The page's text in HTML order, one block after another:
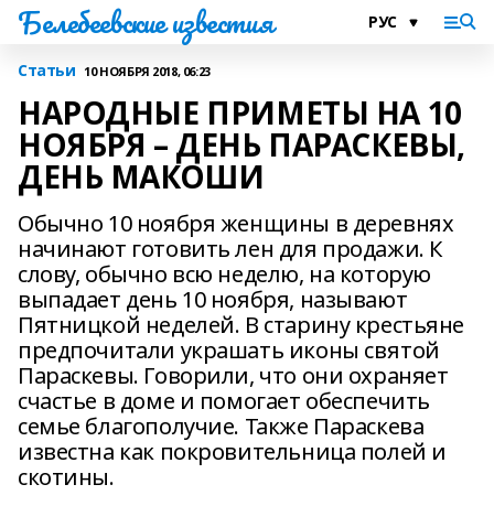
Белебеевские известия
Статьи 10 НОЯБРЯ 2018, 06:23
НАРОДНЫЕ ПРИМЕТЫ НА 10
НОЯБРЯ – ДЕНЬ ПАРАСКЕВЫ,
ДЕНЬ МАКОШИ
Обычно 10 ноября женщины в деревнях
начинают готовить лен для продажи. К
слову, обычно всю неделю, на которую
выпадает день 10 ноября, называют
Пятницкой неделей. В старину крестьяне
предпочитали украшать иконы святой
Параскевы. Говорили, что они охраняет
счастье в доме и помогает обеспечить
семье благополучие. Также Параскева
известна как покровительница полей и
скотины.